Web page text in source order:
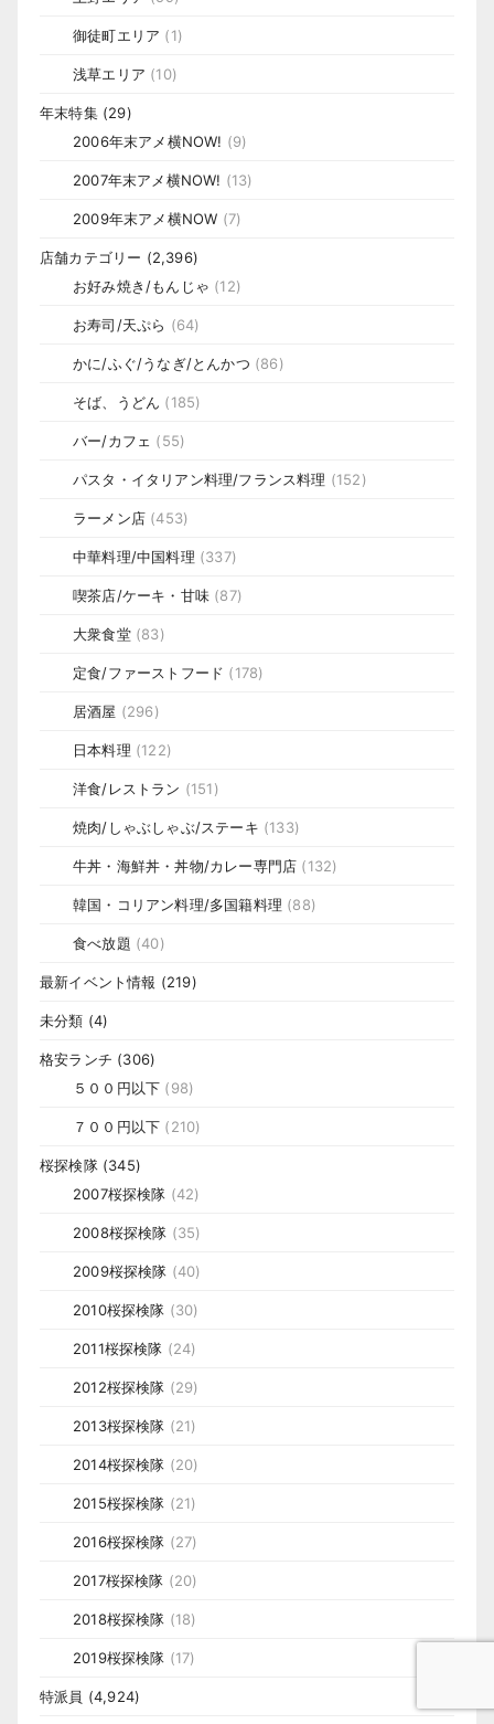
御徒町エリア (1)
浅草エリア (10)
年末特集(29)
2006年末アメ横NOW! (9)
2007年末アメ横NOW! (13)
2009年末アメ横NOW (7)
店舗カテゴリー (2,396)
お好み焼き/もんじゃ (12)
お寿司/天ぷら (64)
かに/ふぐ/うなぎ/とんかつ (86)
そば、うどん (185)
バー/カフェ (55)
パスタ・イタリアン料理/フランス料理 (152)
ラーメン店 (453)
中華料理/中国料理 (337)
喫茶店/ケーキ・甘味 (87)
大衆食堂(83)
定食/ファーストフード (178)
居酒屋 (296)
日本料理 (122)
洋食/レストラン (151)
焼肉/しゃぶしゃぶ/ステーキ (133)
牛丼・海鮮丼・丼物/カレー専門店 (132)
韓国・コリアン料理/多国籍料理 (88)
食べ放題 (40)
最新イベント情報 (219)
未分類 (4)
格安ランチ (306)
５００円以下 (98)
７００円以下 (210)
桜探検隊(345)
2007桜探検隊 (42)
2008桜探検隊 (35)
2009桜探検隊 (40)
2010桜探検隊 (30)
2011桜探検隊 (24)
2012桜探検隊 (29)
2013桜探検隊 (21)
2014桜探検隊 (20)
2015桜探検隊 (21)
2016桜探検隊 (27)
2017桜探検隊 (20)
2018桜探検隊 (18)
2019桜探検隊 (17)
特派員 (4,924)